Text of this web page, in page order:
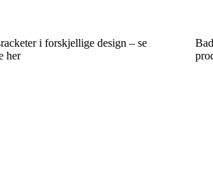
i forskjellige design – se
her